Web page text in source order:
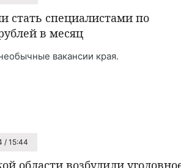
стать специалистами по
в месяц
вакансии края.
/ 15:44
области возбудили